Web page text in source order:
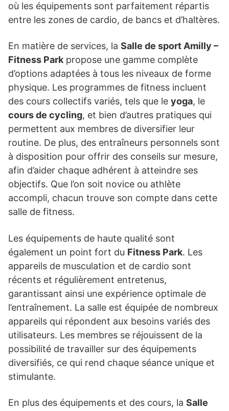
où les équipements sont parfaitement répartis
entre les zones de cardio, de bancs et d’haltères.
En matière de services, la Salle de sport Amilly –
Fitness Park propose une gamme complète
d’options adaptées à tous les niveaux de forme
physique. Les programmes de fitness incluent
des cours collectifs variés, tels que le yoga, le
cours de cycling, et bien d’autres pratiques qui
permettent aux membres de diversifier leur
routine. De plus, des entraîneurs personnels sont
à disposition pour offrir des conseils sur mesure,
afin d’aider chaque adhérent à atteindre ses
objectifs. Que l’on soit novice ou athlète
accompli, chacun trouve son compte dans cette
salle de fitness.
Les équipements de haute qualité sont
également un point fort du Fitness Park. Les
appareils de musculation et de cardio sont
récents et régulièrement entretenus,
garantissant ainsi une expérience optimale de
l’entraînement. La salle est équipée de nombreux
appareils qui répondent aux besoins variés des
utilisateurs. Les membres se réjouissent de la
possibilité de travailler sur des équipements
diversifiés, ce qui rend chaque séance unique et
stimulante.
En plus des équipements et des cours, la Salle